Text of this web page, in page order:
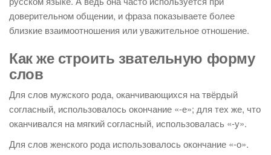
доверительном общении, и фраза показываете более
близкие взаимоотношения или уважительное отношение.
Как же строить звательную форму
слов
Для слов мужского рода, оканчивающихся на твёрдый
согласный, использовалось окончание «-е»; для тех же, что
оканчивался на мягкий согласный, использовалась «-у».
Для слов женского рода использовалось окончание «-о».